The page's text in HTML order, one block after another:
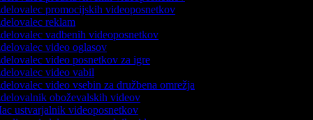
promocijskih videoposnetkov
reklam
vadbenih videoposnetkov
video oglasov
video posnetkov za igre
video vabil
video vsebin za družbena omrežja
oboževalskih videov
ustvarjalnik videoposnetkov